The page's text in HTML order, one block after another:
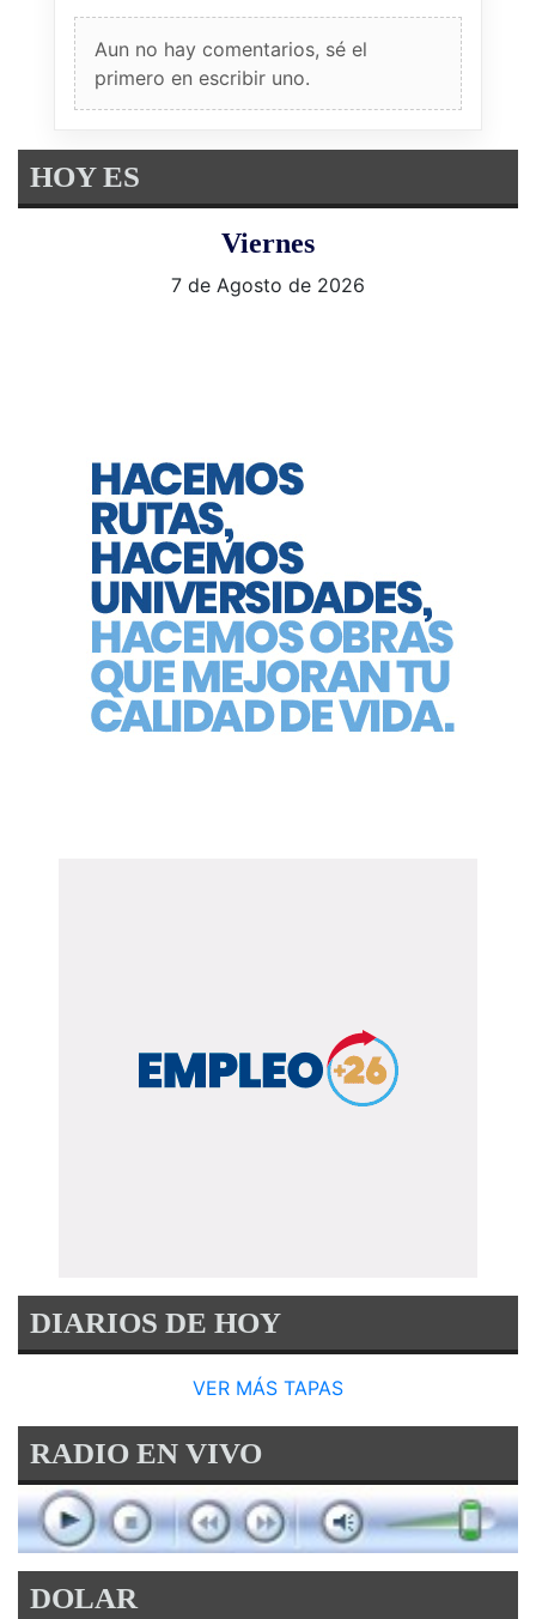
Aun no hay comentarios, sé el
primero en escribir uno.
HOY ES
Viernes
7 de Agosto de 2026
DIARIOS DE HOY
VER MÁS TAPAS
RADIO EN VIVO
DOLAR